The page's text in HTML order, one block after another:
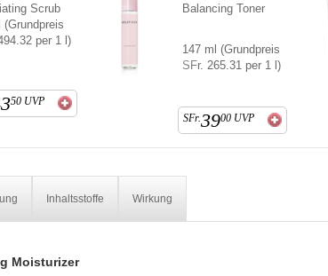
Scrub
(Grundpreis
per 1 l)
50 UVP
Balancing Toner
147 ml (Grundpreis
SFr. 265.31 per 1 l)
SFr.3900 UVP
Inhaltsstoffe Wirkung
Moisturizer